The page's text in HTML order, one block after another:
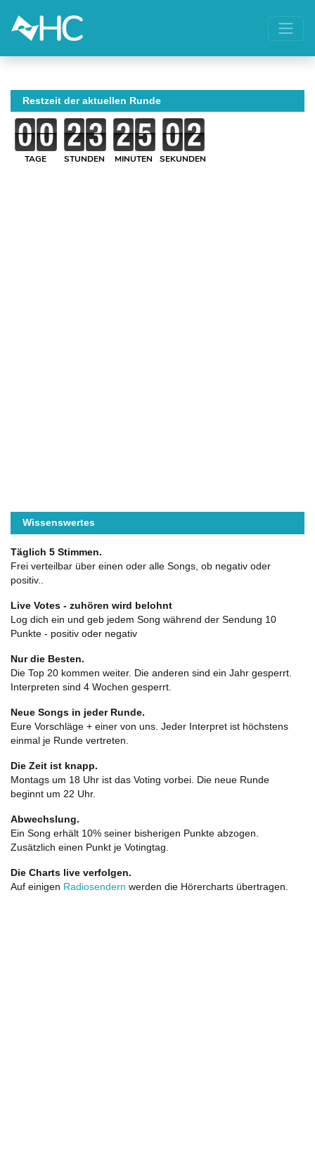
Restzeit der aktuellen Runde
TAGE STUNDEN MINUTEN SEKUNDEN
Wissenswertes
Täglich 5 Stimmen.
Frei verteilbar über einen oder alle Songs, ob negativ oder
positiv..
Live Votes - zuhören wird belohnt
Log dich ein und geb jedem Song während der Sendung 10
Punkte - positiv oder negativ
Nur die Besten.
Die Top 20 kommen weiter. Die anderen sind ein Jahr gesperrt.
Interpreten sind 4 Wochen gesperrt.
Neue Songs in jeder Runde.
Eure Vorschläge + einer von uns. Jeder Interpret ist höchstens
einmal je Runde vertreten.
Die Zeit ist knapp.
Montags um 18 Uhr ist das Voting vorbei. Die neue Runde
beginnt um 22 Uhr.
Abwechslung.
Ein Song erhält 10% seiner bisherigen Punkte abzogen.
Zusätzlich einen Punkt je Votingtag.
Die Charts live verfolgen.
Auf einigen Radiosendern werden die Hörercharts übertragen.